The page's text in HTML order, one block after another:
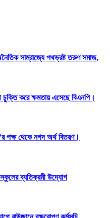
সাম্রাজ্যে পথভ্রষ্ট তরুণ সমাজ,
চুক্তি করে ক্ষমতায় এসেছে বিএনপি।
পক্ষ থেকে নগদ অর্থ বিতরণ।
ব্যতিক্রমী উদ্যোগ